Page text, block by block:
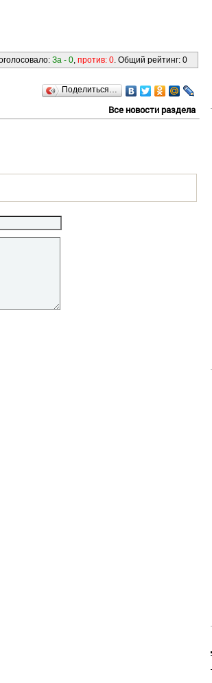
За - 0, против: 0. Общий рейтинг: 0
Поделиться…
Все новости раздела